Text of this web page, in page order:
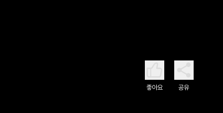
좋아요 공유